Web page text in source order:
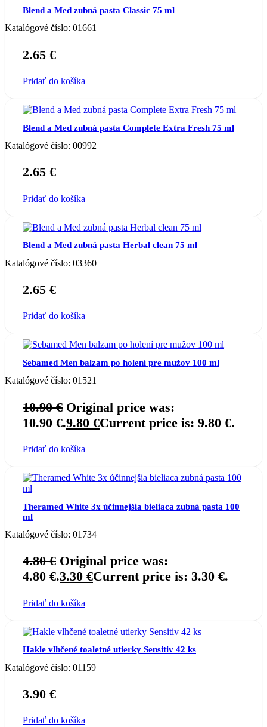
Blend a Med zubná pasta Classic 75 ml
Katalógové číslo: 01661
2.65 €
Pridať do košíka
Blend a Med zubná pasta Complete Extra Fresh 75 ml
Katalógové číslo: 00992
2.65 €
Pridať do košíka
Blend a Med zubná pasta Herbal clean 75 ml
Katalógové číslo: 03360
2.65 €
Pridať do košíka
Sebamed Men balzam po holení pre mužov 100 ml
Katalógové číslo: 01521
10.90€ Original price was:
10.90 €.9.80 €Current price is: 9.80 €.
Pridať do košíka
Theramed White 3x účinnejšia bieliaca zubná pasta 100
ml
Katalógové číslo: 01734
4.80€ Original price was:
4.80 €.3.30 €Current price is: 3.30 €.
Pridať do košíka
Hakle vlhčené toaletné utierky Sensitiv 42 ks
Katalógové číslo: 01159
3.90 €
Pridať do košíka